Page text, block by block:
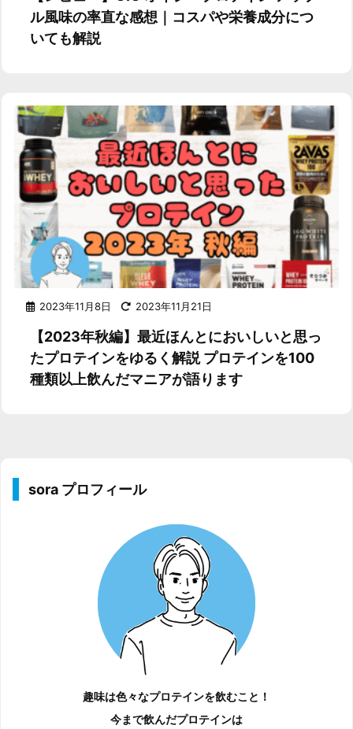
ル風味の率直な感想｜コスパや栄養成分につ
いても解説
2023年11月8日 2023年11月21日
【2023年秋編】最近ほんとにおいしいと思っ
たプロテインをゆるく解説 プロテインを100
種類以上飲んだマニアが語ります
sora プロフィール
趣味は色々なプロテインを飲むこと！
今まで飲んだプロテインは